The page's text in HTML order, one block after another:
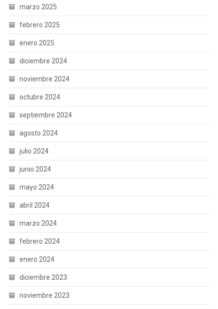
marzo 2025
febrero 2025
enero 2025
diciembre 2024
noviembre 2024
octubre 2024
septiembre 2024
agosto 2024
julio 2024
junio 2024
mayo 2024
abril 2024
marzo 2024
febrero 2024
enero 2024
diciembre 2023
noviembre 2023